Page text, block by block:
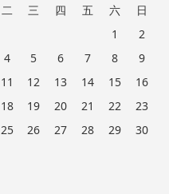
二 三 四 五 六
日
1
2
4 5 6 7 8
9
11 12 13 14 15
16
18 19 20 21 22
23
25 26 27 28 29
30